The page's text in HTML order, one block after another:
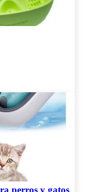
perros y gatos